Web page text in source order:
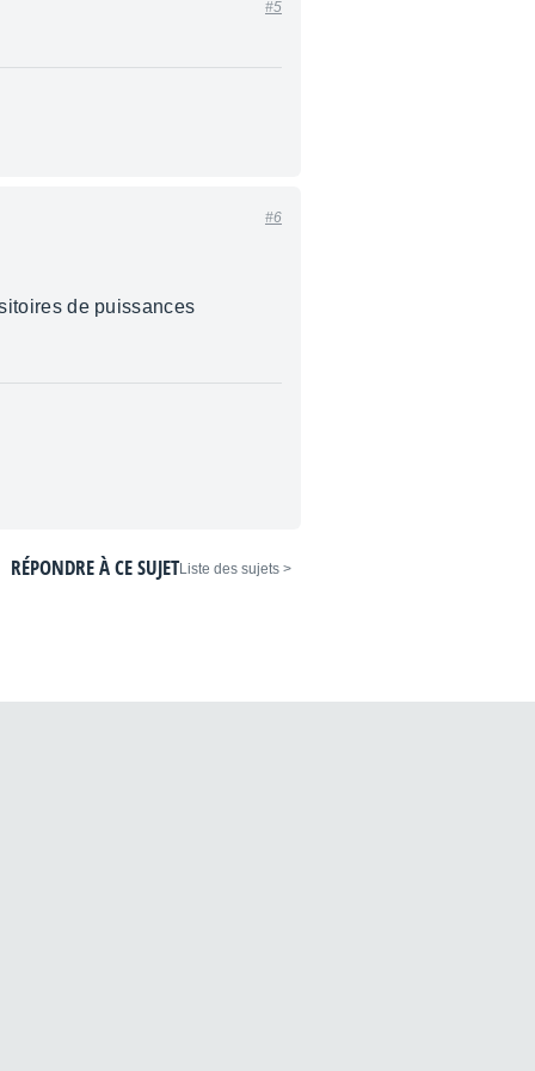
#5
#6
de puissances
< Liste des sujets
RÉPONDRE À CE SUJET